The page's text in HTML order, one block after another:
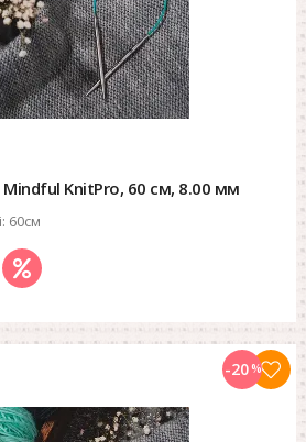
Mindful KnitPro, 60 см, 8.00 мм
60см
-20%